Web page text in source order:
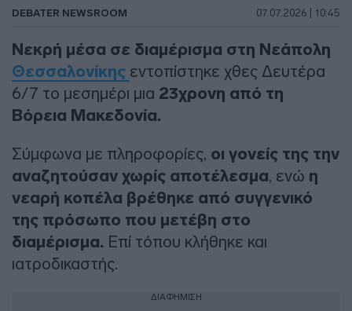
DEBATER NEWSROOM 07.07.2026 | 10:45
Νεκρή μέσα σε διαμέρισμα στη Νεάπολη
Θεσσαλονίκης εντοπίστηκε χθες Δευτέρα
6/7 το μεσημέρι μια 23χρονη από τη
Βόρεια Μακεδονία.
Σύμφωνα με πληροφορίες, οι γονείς της την
αναζητούσαν χωρίς αποτέλεσμα, ενώ η
νεαρή κοπέλα βρέθηκε από συγγενικό
της πρόσωπο που μετέβη στο
διαμέρισμα. Επί τόπου κλήθηκε και
ιατροδικαστής.
ΔΙΑΦΗΜΙΣΗ